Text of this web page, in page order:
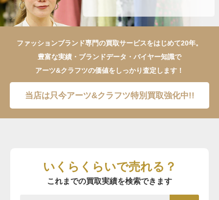
ファッションブランド専門の買取サービスをはじめて20年。
豊富な実績・ブランドデータ・バイヤー知識で
アーツ&クラフツの価値をしっかり査定します！
当店は只今アーツ&クラフツ特別買取強化中!!
いくらくらいで売れる？
これまでの買取実績を検索できます